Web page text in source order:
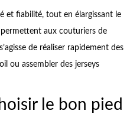
et fiabilité, tout en élargissant le
aux couturiers de
de réaliser rapidement des
ou assembler des jerseys
le bon pied